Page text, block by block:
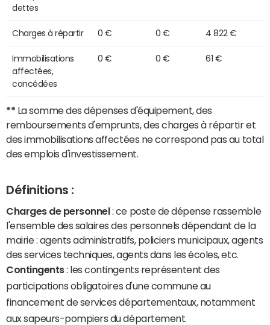
dettes
Charges à répartir 0 € 0 € 4 822 €
Immobilisations
affectées,
concédées
0 € 0 € 61 €
** La somme des dépenses d'équipement, des
remboursements d'emprunts, des charges à répartir et
des immobilisations affectées ne correspond pas au total
des emplois d'investissement.
Définitions :
Charges de personnel : ce poste de dépense rassemble
l'ensemble des salaires des personnels dépendant de la
mairie : agents administratifs, policiers municipaux, agents
des services techniques, agents dans les écoles, etc.
Contingents: les contingents représentent des
participations obligatoires d'une commune au
financement de services départementaux, notamment
aux sapeurs-pompiers du département.